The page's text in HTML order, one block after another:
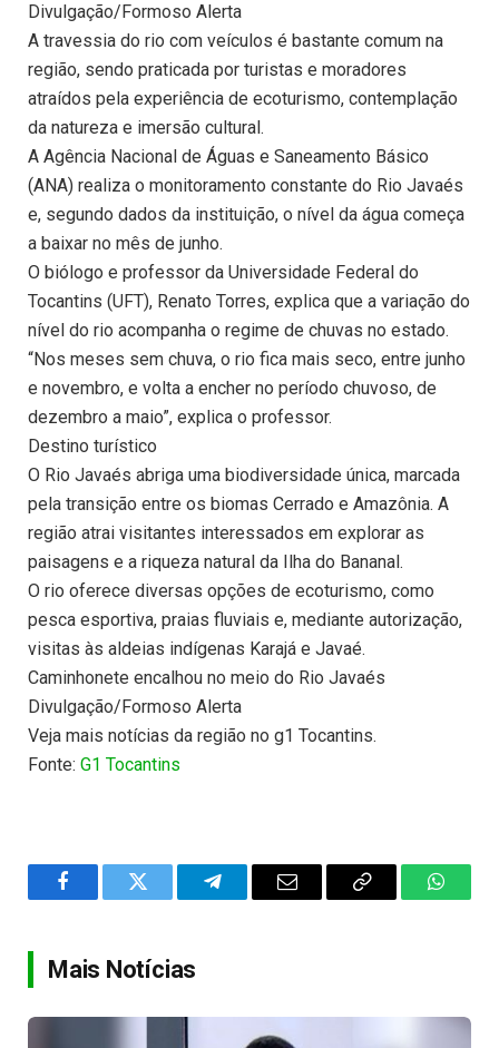
Divulgação/Formoso Alerta
A travessia do rio com veículos é bastante comum na
região, sendo praticada por turistas e moradores
atraídos pela experiência de ecoturismo, contemplação
da natureza e imersão cultural.
A Agência Nacional de Águas e Saneamento Básico
(ANA) realiza o monitoramento constante do Rio Javaés
e, segundo dados da instituição, o nível da água começa
a baixar no mês de junho.
O biólogo e professor da Universidade Federal do
Tocantins (UFT), Renato Torres, explica que a variação do
nível do rio acompanha o regime de chuvas no estado.
“Nos meses sem chuva, o rio fica mais seco, entre junho
e novembro, e volta a encher no período chuvoso, de
dezembro a maio”, explica o professor.
Destino turístico
O Rio Javaés abriga uma biodiversidade única, marcada
pela transição entre os biomas Cerrado e Amazônia. A
região atrai visitantes interessados em explorar as
paisagens e a riqueza natural da Ilha do Bananal.
O rio oferece diversas opções de ecoturismo, como
pesca esportiva, praias fluviais e, mediante autorização,
visitas às aldeias indígenas Karajá e Javaé.
Caminhonete encalhou no meio do Rio Javaés
Divulgação/Formoso Alerta
Veja mais notícias da região no g1 Tocantins.
Fonte: G1 Tocantins
FacebookTwitter TelegramEmail
Copy
Mais Notícias